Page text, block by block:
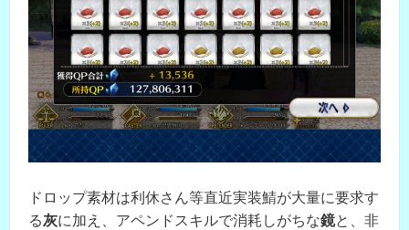
ドロップ素材は利休さん等直近実装鯖が大量に要求す
る灰に加え、アペンドスキルで消耗しがちな鏡と、非